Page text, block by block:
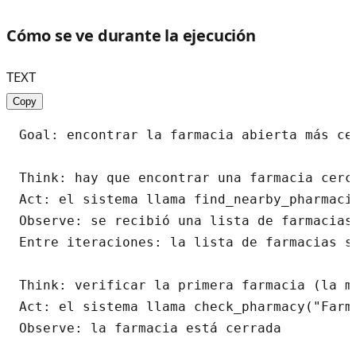
Cómo se ve durante la ejecución
TEXT
Copy
Goal: encontrar la farmacia abierta más
Think: hay que encontrar una farmacia
Act: el sistema llama
Observe: se recibió una lista de
Entre iteraciones: la lista de farmacias
Think: verificar la primera farmacia (la
Act: el sistema llama
Observe: la farmacia está cerrada